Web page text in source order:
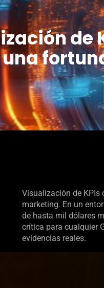
de
Visualización de KPIs
marketing. En un
de hasta mil dólares
crítica para cualquier
evidencias reales.